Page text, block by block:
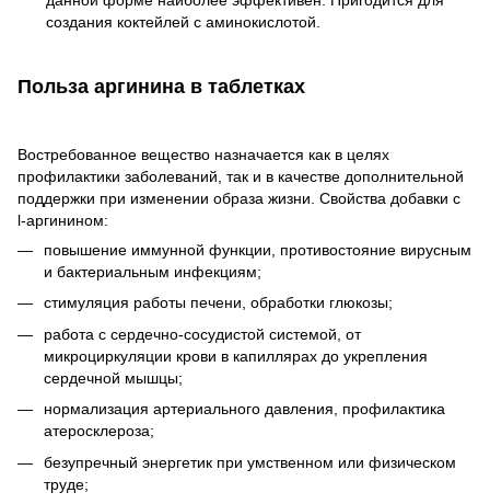
создания коктейлей с аминокислотой.
Польза аргинина в таблетках
Востребованное вещество назначается как в целях
профилактики заболеваний, так и в качестве дополнительной
поддержки при изменении образа жизни. Свойства добавки с
l-аргинином:
повышение иммунной функции, противостояние вирусным
и бактериальным инфекциям;
стимуляция работы печени, обработки глюкозы;
работа с сердечно-сосудистой системой, от
микроциркуляции крови в капиллярах до укрепления
сердечной мышцы;
нормализация артериального давления, профилактика
атеросклероза;
безупречный энергетик при умственном или физическом
труде;